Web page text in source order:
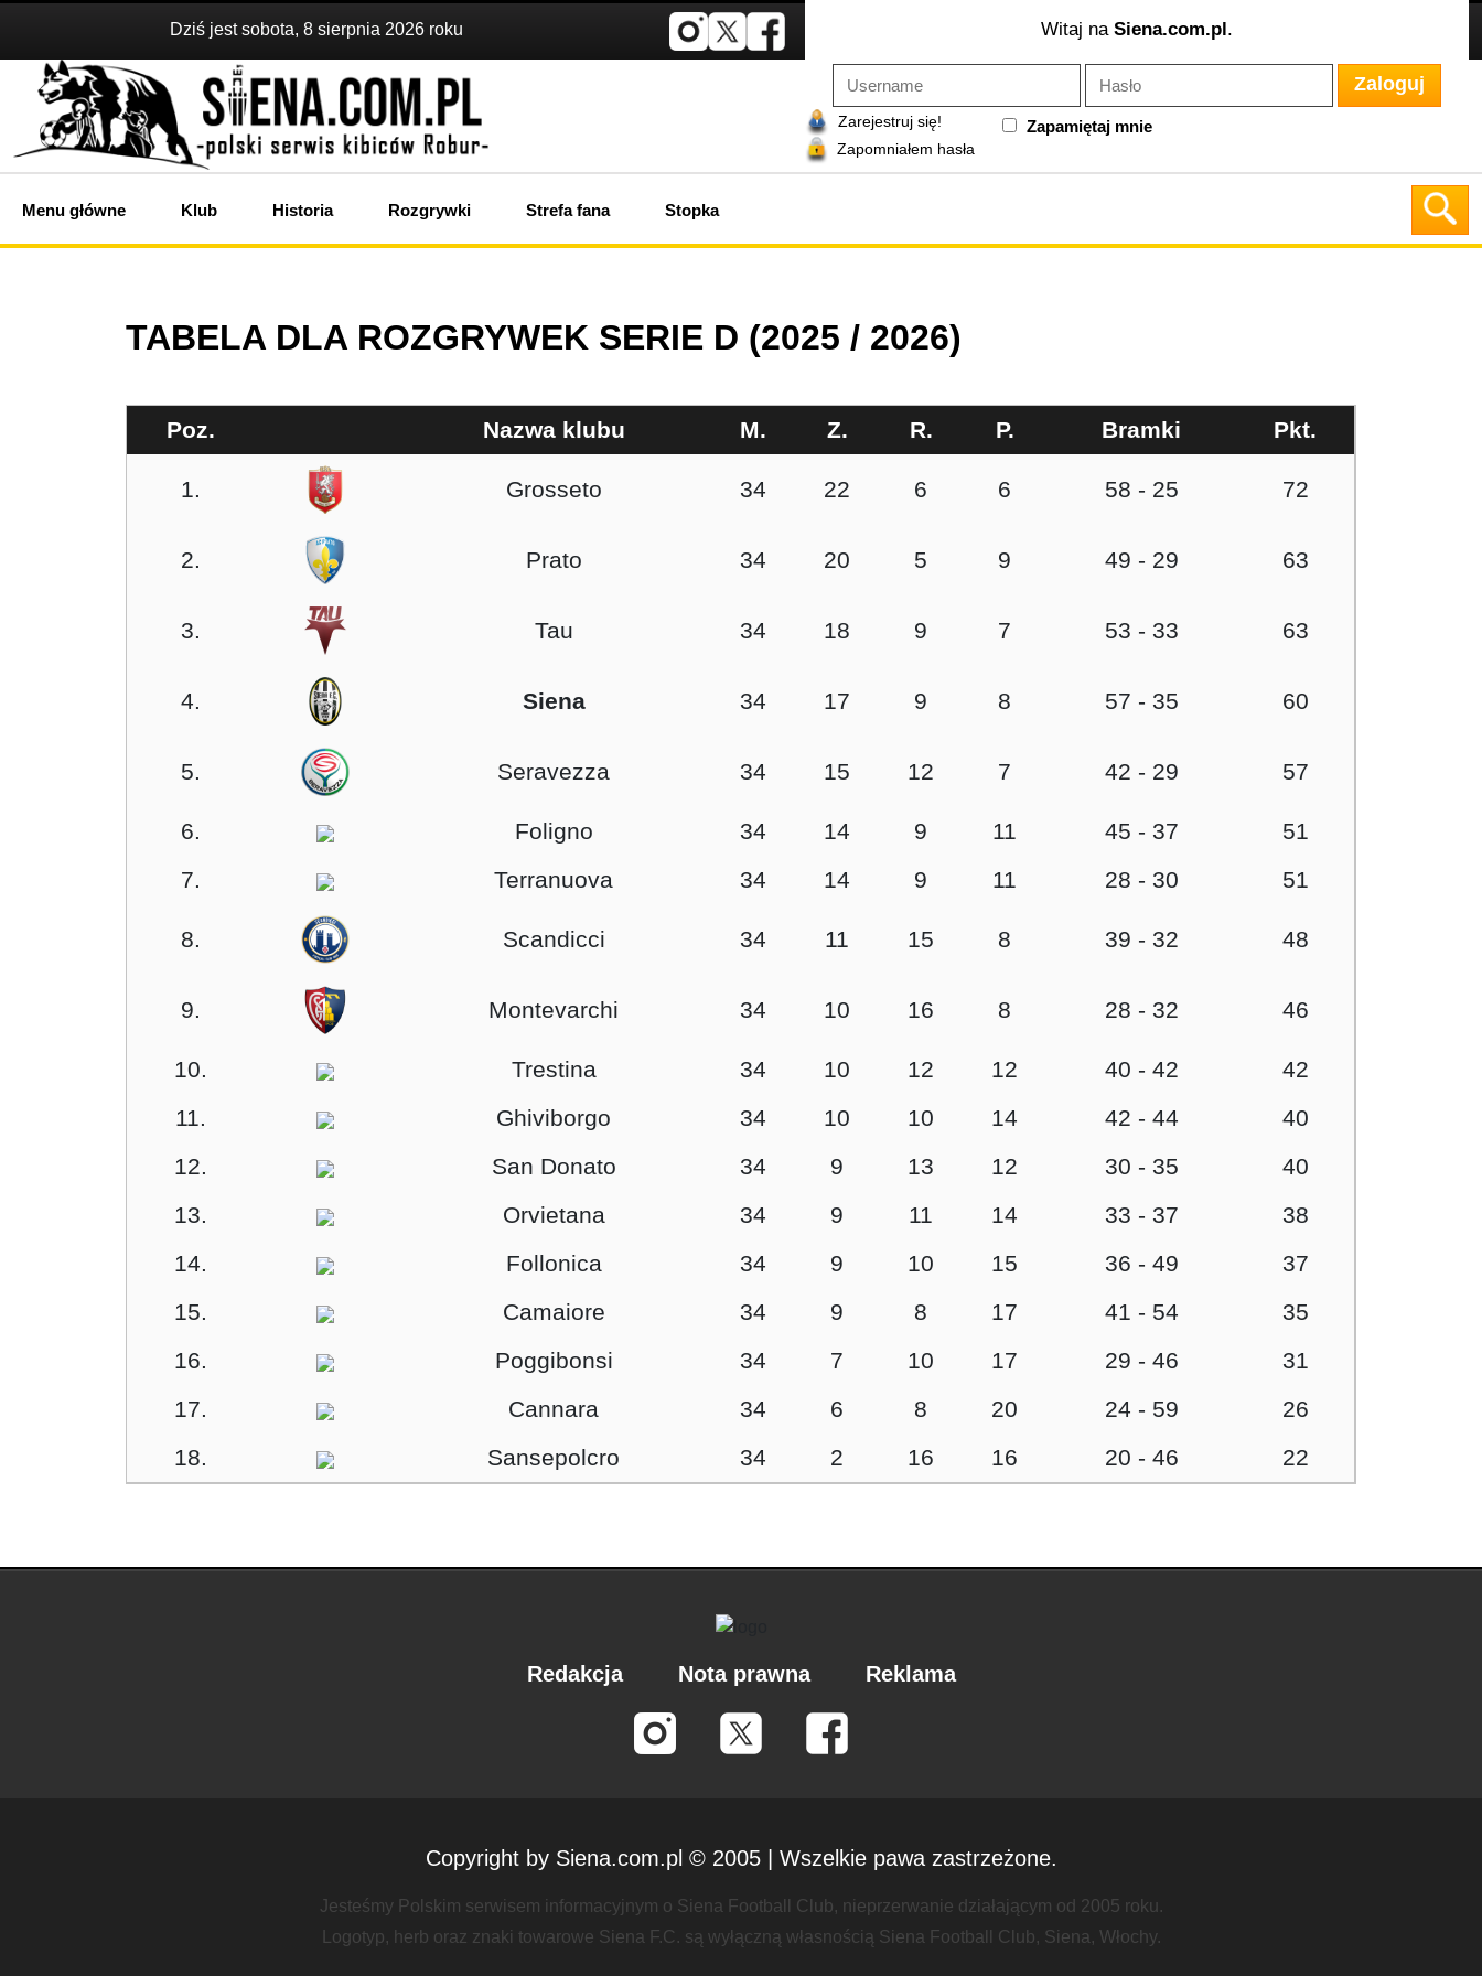
Dziś jest sobota, 8 sierpnia 2026 roku Witaj na Siena.com.pl.
Zaloguj
Zarejestruj się!
Zapomniałem hasła
Zapamiętaj mnie
Menu główne Klub Historia Rozgrywki Strefa fana Stopka
TABELA DLA ROZGRYWEK SERIE D (2025 / 2026)
Poz. Nazwa klubu M. Z. R. P. Bramki Pkt.
1. Grosseto 34 22 6 6 58 - 25 72
2. Prato 34 20 5 9 49 - 29 63
3. Tau 34 18 9 7 53 - 33 63
4. Siena 34 17 9 8 57 - 35 60
5. Seravezza 34 15 12 7 42 - 29 57
6. Foligno 34 14 9 11 45 - 37
51
7.
Terranuova 34 14 9 11 28 - 30 51
8. Scandicci 34 11 15 8 39 - 32 48
9. Montevarchi 34 10 16 8 28 - 32 46
10. Trestina 34 10 12 12 40 - 42
42
11.
Ghiviborgo 34 10 10 14 42 - 44
40
12.
San Donato 34 9 13 12 30 - 35
40
13.
Orvietana 34 9 11 14 33 - 37
38
14.
Follonica 34 9 10 15 36 - 49
37
15.
Camaiore 34 9 8 17 41 - 54
35
16.
Poggibonsi 34 7 10 17 29 - 46
31
17.
Cannara 34 6 8 20 24 - 59
26
18.
Sansepolcro 34 2 16 16 20 - 46 22
Redakcja Nota prawna Reklama
Copyright by Siena.com.pl © 2005 | Wszelkie pawa zastrzeżone.
Jesteśmy Polskim serwisem informacyjnym o Siena Football Club, nieprzerwanie działającym od 2005 roku.
Logotyp, herb oraz znaki towarowe Siena F.C. są wyłączną własnością Siena Football Club, Siena, Włochy.